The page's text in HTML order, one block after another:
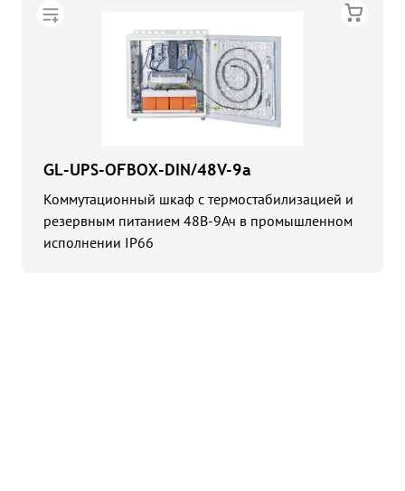
GL-UPS-OFBOX-DIN/48V-9a
Коммутационный шкаф с термостабилизацией и
резервным питанием 48В-9Ач в промышленном
исполнении IP66